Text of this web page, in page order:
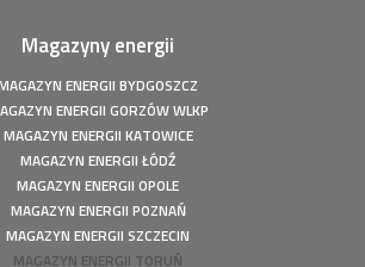
Magazyny energii
ENERGII BYDGOSZCZ
ENERGII GORZÓW WLKP
MAGAZYN ENERGII KATOWICE
MAGAZYN ENERGII ŁÓDŹ
MAGAZYN ENERGII OPOLE
MAGAZYN ENERGII POZNAŃ
MAGAZYN ENERGII SZCZECIN
MAGAZYN ENERGII TORUŃ